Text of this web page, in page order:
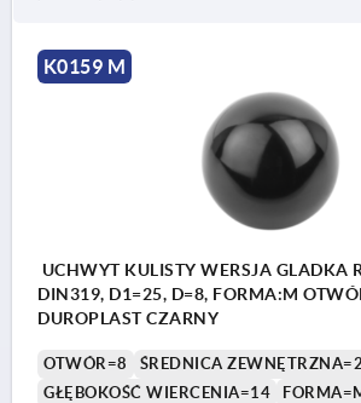
K0159 M
UCHWYT KULISTY WERSJA GLADKA
DIN319, D1=25, D=8, FORMA:M
DUROPLAST CZARNY
OTWÓR=8
ŚREDNICA
GŁĘBOKOŚĆ WIERCENIA=14